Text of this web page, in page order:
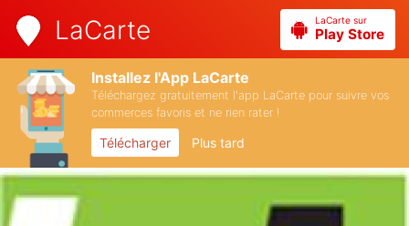
LaCarte LaCarte sur
Play Store
Installez l'App LaCarte
Téléchargez gratuitement l'app LaCarte pour suivre vos
commerces favoris et ne rien rater !
Télécharger Plus tard